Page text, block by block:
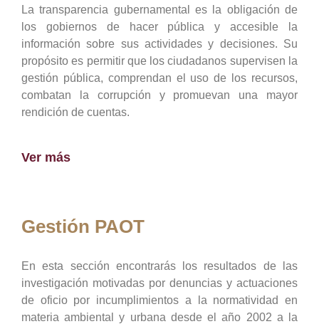
La transparencia gubernamental es la obligación de
los gobiernos de hacer pública y accesible la
información sobre sus actividades y decisiones. Su
propósito es permitir que los ciudadanos supervisen la
gestión pública, comprendan el uso de los recursos,
combatan la corrupción y promuevan una mayor
rendición de cuentas.
Ver más
Gestión PAOT
En esta sección encontrarás los resultados de las
investigación motivadas por denuncias y actuaciones
de oficio por incumplimientos a la normatividad en
materia ambiental y urbana desde el año 2002 a la